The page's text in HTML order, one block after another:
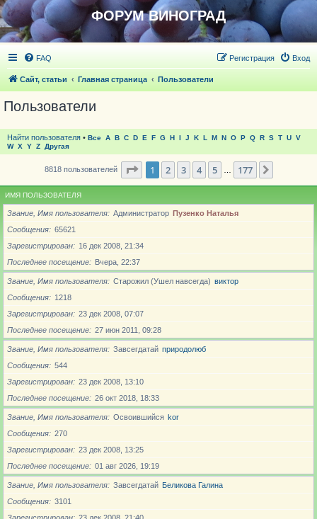
ФОРУМ ВИНОГРАД
FAQ Вход
Регистрация
Сайт, статьи Главная страница Пользователи
Пользователи
Найти пользователя • Все A B C D E F G H I J K L M N O P Q R S T U V
W X Y Z Другая
8818 пользователей Страница из 177
1 2 3 4 5 177
ИМЯ ПОЛЬЗОВАТЕЛЯ
Звание, Имя пользователя Администратор Пузенко Наталья
Сообщения
65621
Зарегистрирован
16 дек 2008, 21:34
Последнее посещение
Вчера, 22:37
Звание, Имя пользователя Старожил (Ушел навсегда) виктор
Сообщения
1218
Зарегистрирован
23 дек 2008, 07:07
Последнее посещение
27 июн 2011, 09:28
Звание, Имя пользователя Завсегдатай природолюб
Сообщения
544
Зарегистрирован
23 дек 2008, 13:10
Последнее посещение
26 окт 2018, 18:33
Звание, Имя пользователя Освоившийся kor
Сообщения
270
Зарегистрирован
23 дек 2008, 13:25
Последнее посещение
01 авг 2026, 19:19
Звание, Имя пользователя Завсегдатай Беликова Галина
Сообщения
3101